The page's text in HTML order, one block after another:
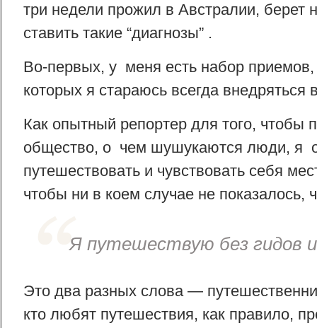
три недели прожил в Австралии, берет
ставить такие “диагнозы” .
Во-первых, у меня есть набор
которых я стараюсь всегда внедряться
Как опытный репортер для того, чтобы
общество, о чем шушукаются люди, я
путешествовать и чувствовать себя
чтобы ни в коем случае не показалось,
Я путешествую без гидов
Это два разных слова —
кто любят путешествия, как правило,